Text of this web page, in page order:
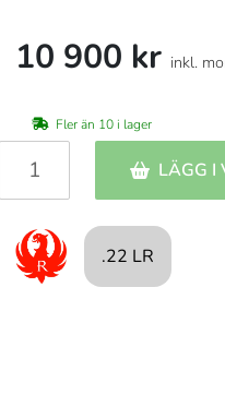
10 900 kr inkl.
Fler än 10 i lager
LÄGG I
.22 LR